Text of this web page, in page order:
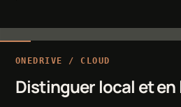
ONEDRIVE / CLOUD
Distinguer local et en